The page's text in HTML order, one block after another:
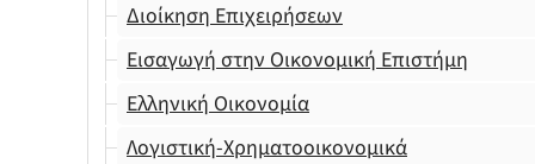
Διοίκηση Επιχειρήσεων
Εισαγωγή στην Οικονομική Επιστήμη
Ελληνική Οικονομία
Λογιστική-Χρηματοοικονομικά